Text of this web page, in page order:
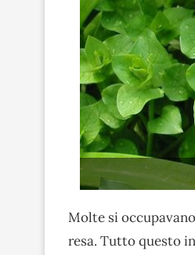
Molte si
resa. Tutto questo